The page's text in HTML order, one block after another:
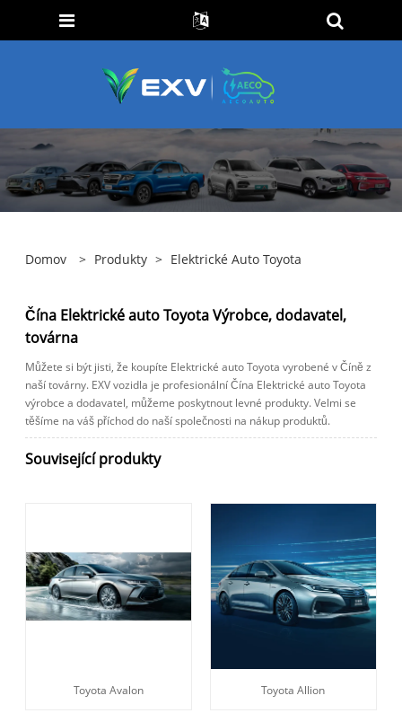
Domov > Produkty > Elektrické Auto Toyota
Čína Elektrické auto Toyota Výrobce, dodavatel,
továrna
Můžete si být jisti, že koupíte Elektrické auto Toyota vyrobené v Číně z
naší továrny. EXV vozidla je profesionální Čína Elektrické auto Toyota
výrobce a dodavatel, můžeme poskytnout levné produkty. Velmi se
těšíme na váš příchod do naší společnosti na nákup produktů.
Související produkty
Toyota Avalon Toyota Allion